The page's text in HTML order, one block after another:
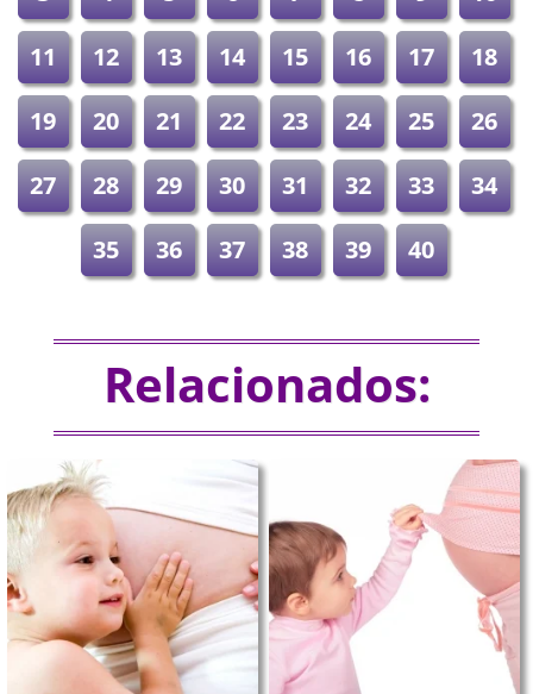
11
12 13 14 15 16 17
18
19
20 21 22 23 24 25
26
27
28 29 30 31 32 33
34
35
36 37 38 39 40
Relacionados: